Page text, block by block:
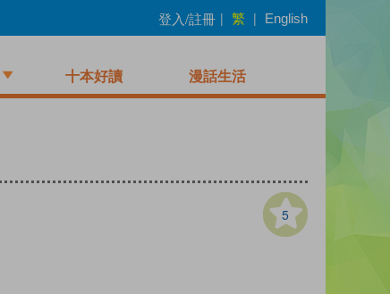
登入/註冊 | 繁 | English
十本好讀 漫話生活
5